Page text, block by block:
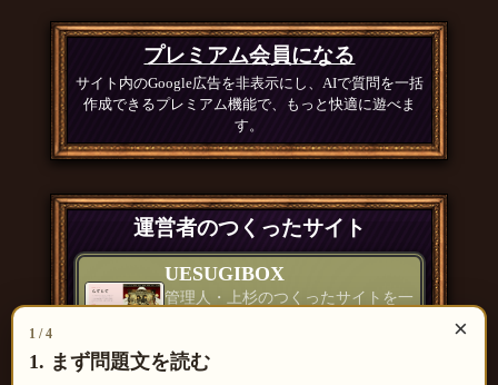
×
1 / 4
1. まず問題文を読む
プレミアム会員になる
サイト内のGoogle広告を非表示にし、AIで質問を一括
作成できるプレミアム機能で、もっと快適に遊べま
す。
運営者のつくったサイト
UESUGIBOX
管理人・上杉のつくったサイトを一
つくったもの一覧 ＞